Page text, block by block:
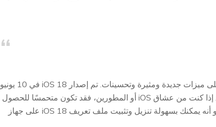
iOS 18 هو التحديث الرئيسي القادم لنظام التشغيل الخاص بأبل، ويحتوي على ميزات جديدة ومثيرة وتحسينات. تم إصدار iOS 18 في 10 يونيو
2024، بعد كلمة Apple الرئيسية في مؤتمر المطورين العالمي (WWDC). إذا كنت من عشاق iOS أو المطورين، فقد تكون متحمسًا للحصول
على النسخة واختبار الإضافات الأخيرة قبل الإصدار الرسمي. الخبر السار هو أنه يمكنك بسهولة تنزيل وتثبيت ملف تعريف iOS 18 على جهاز